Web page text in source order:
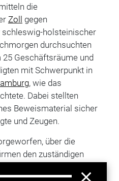
die
Zoll
gegen
holsteinischer
durchsuchten
Geschäftsräume und
mit Schwerpunkt in
, wie das
Dabei stellten
Beweismaterial sicher
und Zeugen.
über die
den zuständigen